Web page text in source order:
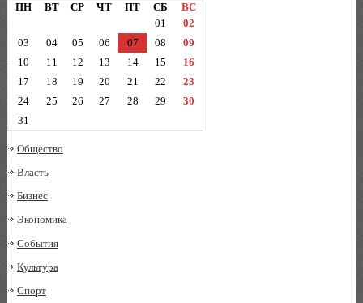
ПН
ВТ СР ЧТ ПТ СБ
ВС
01
02
03
04 05 06 07 08
09
10
11 12 13 14 15
16
17
18 19 20 21 22
23
24
25 26 27 28 29
30
31
Общество
Власть
Бизнес
Экономика
События
Культура
Спорт